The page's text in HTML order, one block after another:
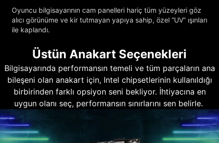
Oyuncu bilgisayarının cam panelleri hariç tüm yüzeyleri göz
alıcı görünüme ve kir tutmayan yapıya sahip, özel “UV” ışınları
ile kaplandı.
Üstün Anakart Seçenekleri
Bilgisayarında performansın temeli ve tüm parçaların ana
bileşeni olan anakart için, Intel chipsetlerinin kullanıldığı
birbirinden farklı opsiyon seni bekliyor. İhtiyacına en
uygun olanı seç, performansın sınırlarını sen belirle.